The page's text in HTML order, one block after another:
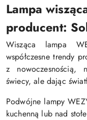
Lampa
producent:
Wisząca lampa
współczesne trendy
z nowoczesnością,
świecy, ale dając
Podwójne lampy
kuchenną lub nad